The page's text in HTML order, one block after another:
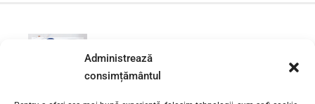
Administrează
consimțământul
Urgente Instalatii Sanitare